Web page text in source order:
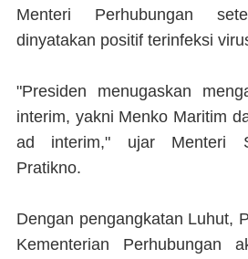
Menteri Perhubungan
dinyatakan positif terinfeksi
"Presiden menugaskan
interim, yakni Menko Maritim
ad interim," ujar Menteri
Pratikno.
Dengan pengangkatan Luhut,
Kementerian Perhubungan